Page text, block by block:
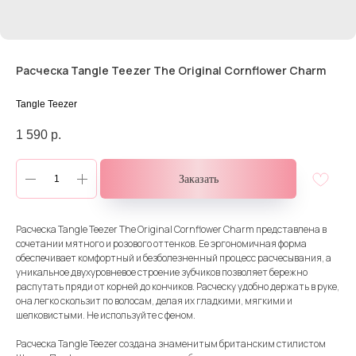
Расческа Tangle Teezer The Original Cornflower Charm
Tangle Teezer
1 590 р.
Заказать
Расческа Tangle Teezer The Original Cornflower Charm представлена в
сочетании мятного и розового оттенков. Ее эргономичная форма
обеспечивает комфортный и безболезненный процесс расчесывания, а
уникальное двухуровневое строение зубчиков позволяет бережно
распутать пряди от корней до кончиков. Расческу удобно держать в руке,
она легко скользит по волосам, делая их гладкими, мягкими и
шелковистыми. Не используйте с феном.
Расческа Tangle Teezer создана знаменитым британским стилистом